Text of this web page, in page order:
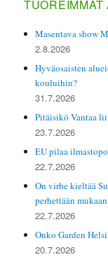
Masentava show
2.8.2026
Hyväosaisten
kouluihin?
31.7.2026
Pitäisikö Vantaa
23.7.2026
EU pilaa
22.7.2026
On virhe kieltää
perhettään mukaan.
22.7.2026
Onko Garden
20.7.2026